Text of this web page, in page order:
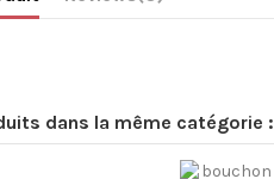
dans la même catégorie :